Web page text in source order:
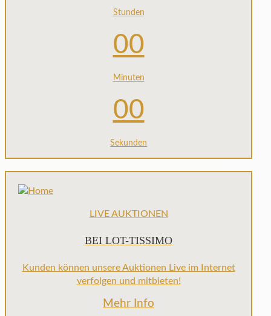
Stunden
00
Minuten
00
Sekunden
LIVE AUKTIONEN
BEI LOT-TISSIMO
Kunden können unsere Auktionen Live im Internet
verfolgen und mitbieten!
Mehr Info